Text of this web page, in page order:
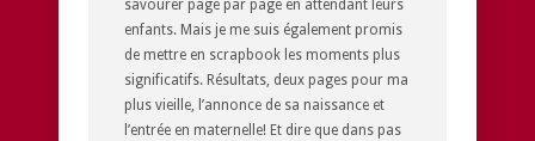
savourer page par page en attendant leurs
enfants. Mais je me suis également promis
de mettre en scrapbook les moments plus
significatifs. Résultats, deux pages pour ma
plus vieille, l’annonce de sa naissance et
l’entrée en maternelle! Et dire que dans pas